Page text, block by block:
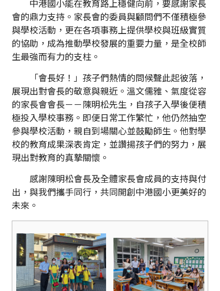
中港國小能在教育路上穩健向前，要感謝家長
會的鼎力支持。家長會的委員與顧問們不僅積極參
與學校活動，更在各項事務上提供學校與班級實質
的協助，成為推動學校發展的重要力量，是全校師
生最強而有力的支柱。
「會長好！」孩子們熱情的問候聲此起彼落，
展現出對會長的敬意與親近。溫文儒雅、氣度從容
的家長會會長－－陳明松先生，自孩子入學後便積
極投入學校事務。即便日常工作繁忙，他仍然抽空
參與學校活動，親自到場關心並鼓勵師生。他對學
校的教育成果深表肯定，並讚揚孩子們的努力，展
現出對教育的真摯關懷。
感謝陳明松會長及全體家長會成員的支持與付
出，與我們攜手同行，共同開創中港國小更美好的
未來。